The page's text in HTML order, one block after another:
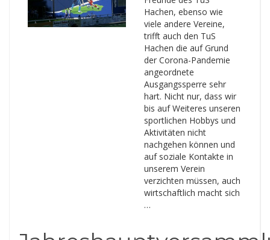
Hachen, ebenso wie
viele andere Vereine,
trifft auch den TuS
Hachen die auf Grund
der Corona-Pandemie
angeordnete
Ausgangssperre sehr
hart. Nicht nur, dass wir
bis auf Weiteres unseren
sportlichen Hobbys und
Aktivitäten nicht
nachgehen können und
auf soziale Kontakte in
unserem Verein
verzichten müssen, auch
wirtschaftlich macht sich
…